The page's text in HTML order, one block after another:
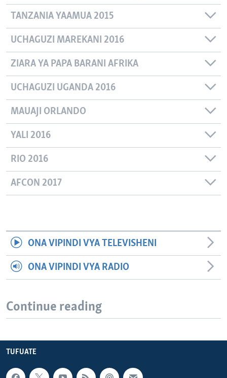
TANZANIA YAAMUA 2015
UCHAGUZI MAREKANI 2016
ZIARA YA PAPA BARANI AFRIKA
UCHAGUZI UGANDA 2016
MAUAJI ORLANDO
YALI 2016
RIO 2016
AFCON 2017
ONA VIPINDI VYA TELEVISHENI
ONA VIPINDI VYA RADIO
Continue reading
TUFUATE